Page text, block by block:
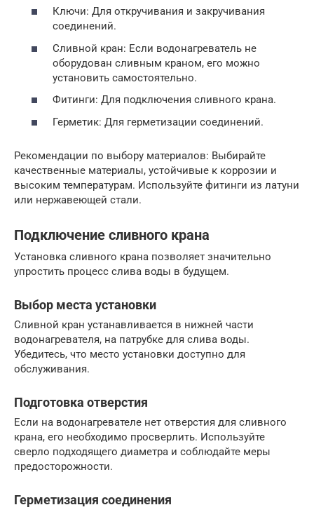
Ключи: Для откручивания и закручивания
соединений.
Сливной кран: Если водонагреватель не
оборудован сливным краном, его можно
установить самостоятельно.
Фитинги: Для подключения сливного крана.
Герметик: Для герметизации соединений.
Рекомендации по выбору материалов: Выбирайте
качественные материалы, устойчивые к коррозии и
высоким температурам. Используйте фитинги из латуни
или нержавеющей стали.
Подключение сливного крана
Установка сливного крана позволяет значительно
упростить процесс слива воды в будущем.
Выбор места установки
Сливной кран устанавливается в нижней части
водонагревателя, на патрубке для слива воды.
Убедитесь, что место установки доступно для
обслуживания.
Подготовка отверстия
Если на водонагревателе нет отверстия для сливного
крана, его необходимо просверлить. Используйте
сверло подходящего диаметра и соблюдайте меры
предосторожности.
Герметизация соединения